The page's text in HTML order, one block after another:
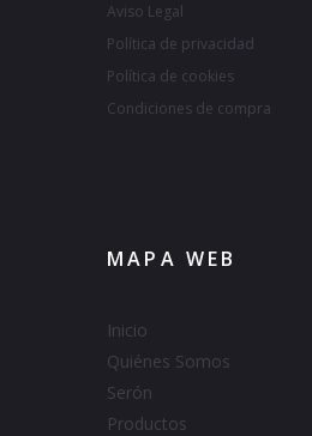
Aviso Legal
Política de privacidad
Política de cookies
Condiciones de compra
MAPA WEB
Inicio
Quiénes Somos
Serón
Productos